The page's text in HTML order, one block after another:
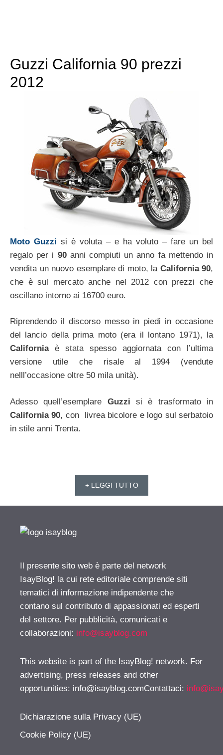
Guzzi California 90 prezzi
2012
Moto Guzzi si è voluta – e ha voluto – fare un bel
regalo per i 90anni compiuti un anno fa mettendo in
vendita un nuovo esemplare di moto, la California 90,
che è sul mercato anche nel 2012 con prezzi che
oscillano intorno ai 16700 euro.
Riprendendo il discorso messo in piedi in occasione
del lancio della prima moto (era il lontano 1971), la
Californiaè stata spesso aggiornata con l’ultima
versione utile che risale al 1994 (vendute
nelll’occasione oltre 50 mila unità).
Adesso quell’esemplare Guzzi si è trasformato in
California 90, con livrea bicolore e logo sul serbatoio
in stile anni Trenta.
+ LEGGI TUTTO
Il presente sito web è parte del network
IsayBlog! la cui rete editoriale comprende siti
tematici di informazione indipendente che
contano sul contributo di appassionati ed esperti
del settore. Per pubblicità, comunicati e
collaborazioni: info@isayblog.com
This website is part of the IsayBlog! network. For
advertising, press releases and other
opportunities: info@isayblog.comContattaci:
Dichiarazione sulla Privacy (UE)
Cookie Policy (UE)